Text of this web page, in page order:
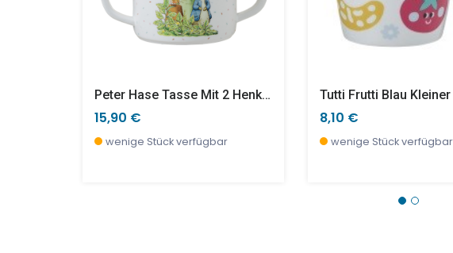
Peter Hase Tasse Mit 2 Henkeln Rutschfest
15,90 €
wenige Stück verfügbar
8,10 €
wenige Stück verfügbar